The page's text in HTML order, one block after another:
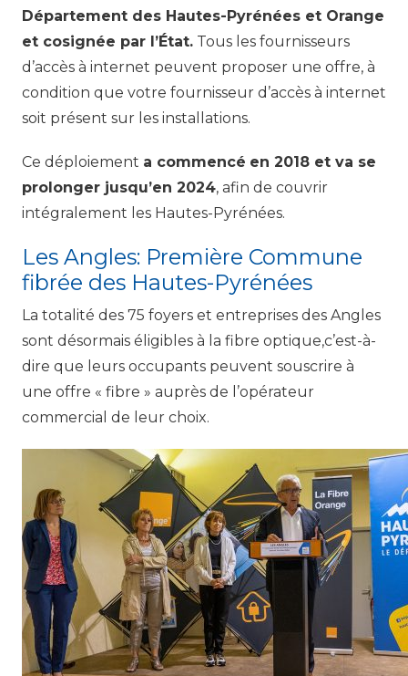
Département des Hautes-Pyrénées et Orange
et cosignée par l’État. Tous les fournisseurs
d’accès à internet peuvent proposer une offre, à
condition que votre fournisseur d’accès à internet
soit présent sur les installations.
Ce déploiement a commencé en 2018 et va se
prolonger jusqu’en 2024, afin de couvrir
intégralement les Hautes-Pyrénées.
Les Angles: Première Commune
fibrée des Hautes-Pyrénées
La totalité des 75 foyers et entreprises des Angles
sont désormais éligibles à la fibre optique,c’est-à-
dire que leurs occupants peuvent souscrire à
une offre « fibre » auprès de l’opérateur
commercial de leur choix.